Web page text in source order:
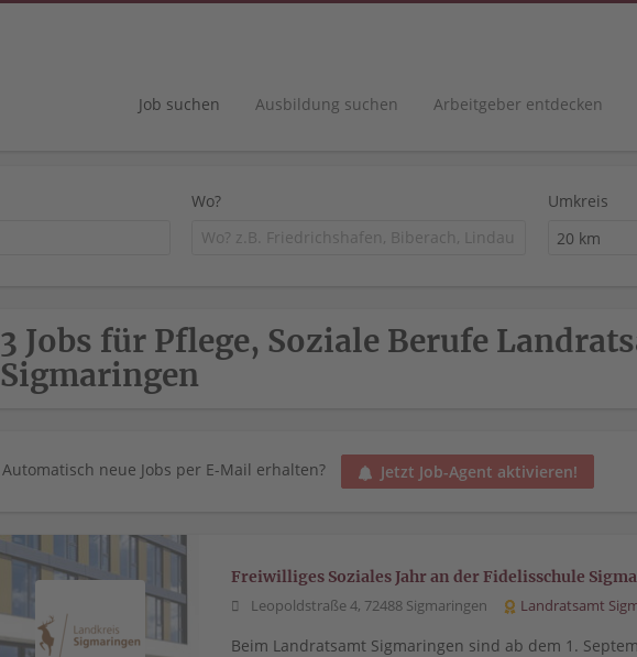
Job suchen Ausbildung suchen Arbeitgeber entdecken
Wo?
Umkreis
20 km
3 Jobs für Pflege, Soziale Berufe
Sigmaringen
Automatisch neue Jobs per E-Mail erhalten? Jetzt Job-Agent aktivieren!
Freiwilliges Soziales Jahr an der Fidelisschule
Leopoldstraße 4, 72488 Sigmaringen Landratsamt
Beim Landratsamt Sigmaringen sind ab dem 1.